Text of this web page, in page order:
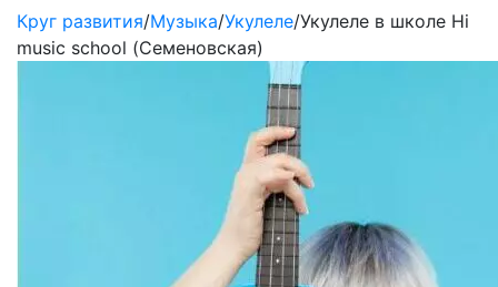
Круг развития/Музыка/Укулеле/Укулеле в школе Hi
music school (Семеновская)